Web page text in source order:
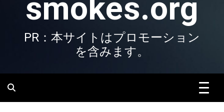
smokes.org
PR：本サイトはプロモーション
を含みます。